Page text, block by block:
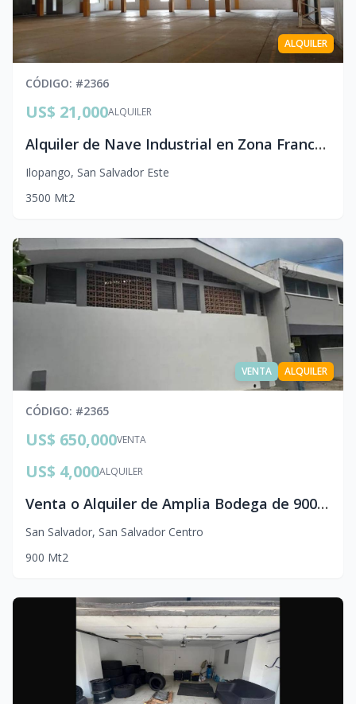
ALQUILER
CÓDIGO: #2366
ALQUILER
US$ 21,000
Alquiler de Nave Industrial en Zona Franca San Bartolo | 3,500 m² con Altura de 11m
Ilopango, San Salvador Este
3500 Mt2
VENTA ALQUILER
CÓDIGO: #2365
VENTA
US$ 650,000
ALQUILER
US$ 4,000
Venta o Alquiler de Amplia Bodega de 900 m² | Colonia Layco, San Salvador
San Salvador, San Salvador Centro
900 Mt2